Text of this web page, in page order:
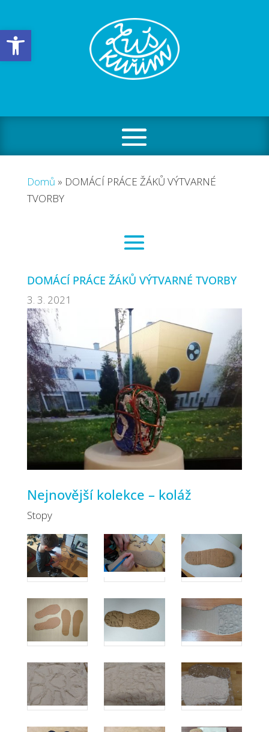
Open toolbar
Domů » DOMÁCÍ PRÁCE ŽÁKŮ VÝTVARNÉ
TVORBY
DOMÁCÍ PRÁCE ŽÁKŮ VÝTVARNÉ TVORBY
3. 3. 2021
Nejnovější kolekce – koláž
Stopy